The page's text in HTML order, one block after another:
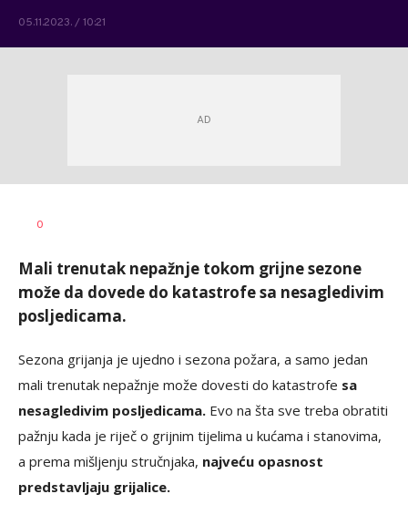
05.11.2023. / 10:21
AUTOR
0
Mali trenutak nepažnje tokom grijne sezone
može da dovede do katastrofe sa nesagledivim
posljedicama.
Sezona grijanja je ujedno i sezona požara, a samo jedan
mali trenutak nepažnje može dovesti do katastrofe sa
nesagledivim posljedicama. Evo na šta sve treba obratiti
pažnju kada je riječ o grijnim tijelima u kućama i stanovima,
a prema mišljenju stručnjaka, najveću opasnost
predstavljaju grijalice.